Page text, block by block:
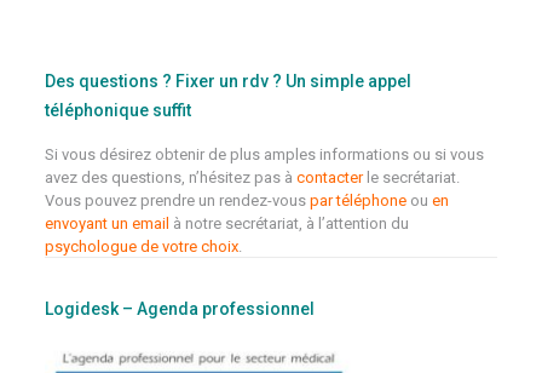
Des questions ? Fixer un rdv ? Un simple appel
téléphonique suffit
Si vous désirez obtenir de plus amples informations ou si vous
avez des questions, n’hésitez pas à contacterle secrétariat.
Vous pouvez prendre un rendez-vous par téléphoneou en
envoyant un email à notre secrétariat, à l’attention du
psychologue de votre choix.
Logidesk – Agenda professionnel